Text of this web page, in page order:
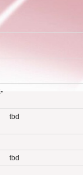
tbd
tbd